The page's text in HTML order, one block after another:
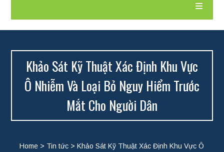
Khảo Sát Kỹ Thuật Xác Định Khu Vực
Ô Nhiễm Và Loại Bỏ Nguy Hiểm Trước
Mắt Cho Người Dân
Home > Tin tức >Khảo Sát Kỹ Thuật Xác Định Khu Vực Ô